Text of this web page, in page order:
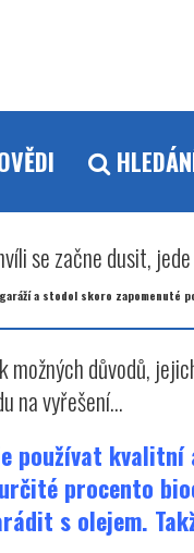
se začne dusit,
a stodol skoro zapomenuté
důvodů,
na vyřešení...
používat
procento
s olejem.